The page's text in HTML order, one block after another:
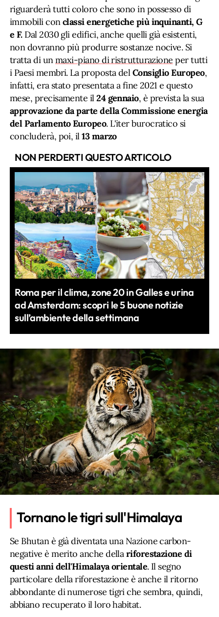
riguarderà tutti coloro che sono in possesso di
immobili conclassi energetiche più inquinanti, G
e F.Dal 2030 gli edifici, anche quelli già esistenti,
non dovranno più produrre sostanze nocive. Si
tratta di unmaxi-piano di ristrutturazione per tutti
i Paesi membri. La proposta delConsiglio Europeo,
infatti, era stato presentata a fine 2021 e questo
mese, precisamente il24 gennaio, è prevista la sua
approvazione da parte della Commissione energia
del Parlamento Europeo. L'iter burocratico si
concluderà, poi, il13 marzo
NON PERDERTI QUESTO ARTICOLO
Roma per il clima, zone 20 in Galles e urina
ad Amsterdam: scopri le 5 buone notizie
sull’ambiente della settimana
Tornano le tigri sull'Himalaya
Se Bhutan è già diventata una Nazione carbon-
negative è merito anche dellariforestazione di
questi anni dell'Himalaya orientale. Il segno
particolare della riforestazione è anche il ritorno
abbondante di numerose tigri che sembra, quindi,
abbiano recuperato il loro habitat.